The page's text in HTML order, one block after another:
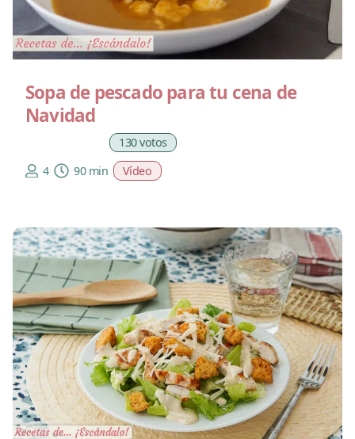
Sopa de pescado para tu cena de
Navidad
130 votos
4
90 min Vídeo